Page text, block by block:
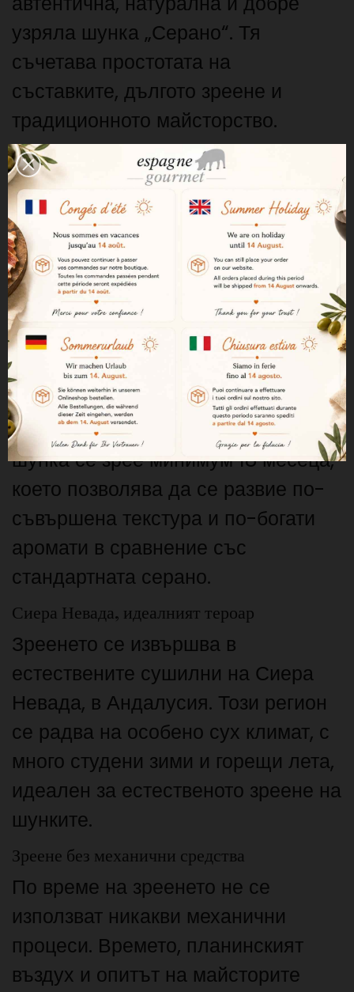
узряла шунка „Серано“. Тя
съчетава простотата на
съставките, дългото зреене и
традиционното майсторство.
Чист състав
Този шунка се приготвя само с две
съставки: шунка и сол. Не се
използват нитрити, консерванти
или добавки. Тази рецепта спазва
традицията и подчертава
естествения вкус на продукта.
Зреене от минимум 18 месеца
Етикетът Gran Reserva означава
удължено време на зреене. Този
шунка се зрее минимум 18 месеца,
което позволява да се развие по-
съвършена текстура и по-богати
аромати в сравнение със
стандартната серано.
Сиера Невада, идеалният тероар
Зреенето се извършва в
естествените сушилни на Сиера
Невада, в Андалусия. Този регион
се радва на особено сух климат, с
много студени зими и горещи лета,
идеален за естественото зреене на
шунките.
Зреене без механични средства
По време на зреенето не се
използват никакви механични
процеси. Времето, планинският
въздух и опитът на майсторите